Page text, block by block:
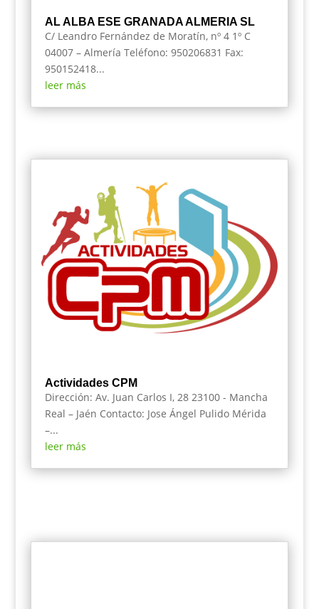
AL ALBA ESE GRANADA ALMERIA SL
C/ Leandro Fernández de Moratín, nº 4 1º C
04007 – Almería Teléfono: 950206831 Fax:
950152418...
leer más
Actividades CPM
Dirección: Av. Juan Carlos I, 28 23100 - Mancha
Real – Jaén Contacto: Jose Ángel Pulido Mérida
–...
leer más